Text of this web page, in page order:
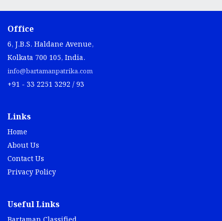
Office
6, J.B.S. Haldane Avenue,
Kolkata 700 105, India.
info@bartamanpatrika.com
+91 - 33 2251 3292 / 93
Links
Home
About Us
Contact Us
Privacy Policy
Useful Links